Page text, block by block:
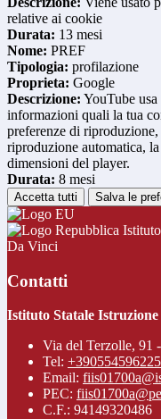
relative ai cookie
Durata: 13 mesi
Nome: PREF
Tipologia: profilazione
Proprieta: Google
Descrizione: YouTube
informazioni quali la tua
preferenze di
riproduzione automatica,
dimensioni del player.
Durata: 8 mesi
Accetta tutti Salva le
Da Vinci
Contatti
Istituto Statale
Via del Terzolle, 91
Tel: +390554596225
Email:
PEC:
C.F.: 94149320486